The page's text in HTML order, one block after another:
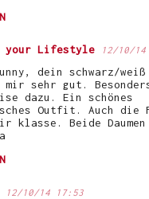
your Lifestyle 12/10/
dein schwarz/weiß
sehr gut.
dazu. Ein schönes
Outfit. Auch die
klasse. Beide Daumen
12/10/14 17:53